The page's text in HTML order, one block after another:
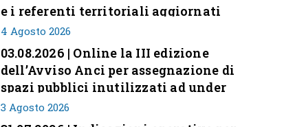
e i referenti territoriali aggiornati
4 Agosto 2026
03.08.2026 | Online la III edizione
dell’Avviso Anci per assegnazione di
spazi pubblici inutilizzati ad under
35
3 Agosto 2026